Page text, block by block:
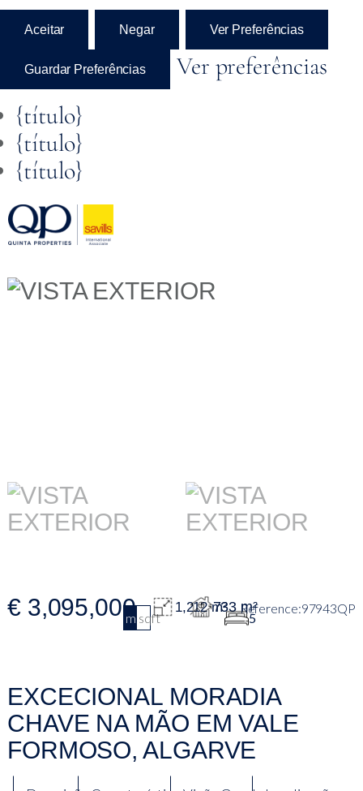
Aceitar Negar Ver Preferências
Guardar Preferências
Ver preferências
{título}
{título}
{título}
€ 3,095,000m2sqft
1,212 m²733 m²
5
97943QP
EXCECIONAL MORADIA
CHAVE NA MÃO EM VALE
FORMOSO, ALGARVE